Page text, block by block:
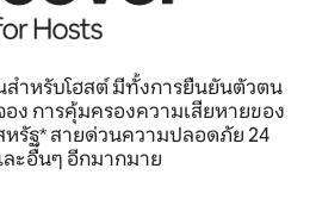
ำหรับโฮสต์ มีทั้งการยืนยันตัวตน
อง การคุ้มครองความเสียหายของ
หรัฐ* สายด่วนความปลอดภัย 24
ละอื่นๆ อีกมากมาย